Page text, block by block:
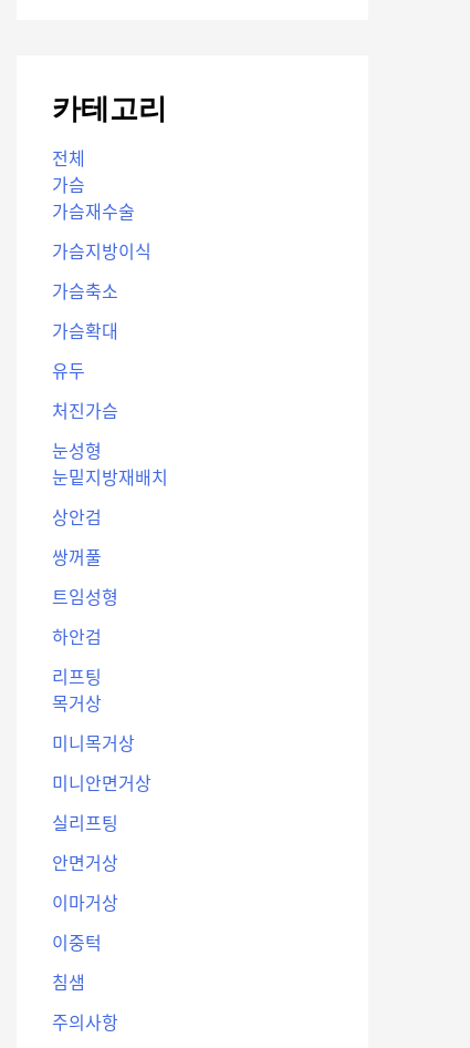
카테고리
전체
가슴
가슴재수술
가슴지방이식
가슴축소
가슴확대
유두
처진가슴
눈성형
눈밑지방재배치
상안검
쌍꺼풀
트임성형
하안검
리프팅
목거상
미니목거상
미니안면거상
실리프팅
안면거상
이마거상
이중턱
침샘
주의사항